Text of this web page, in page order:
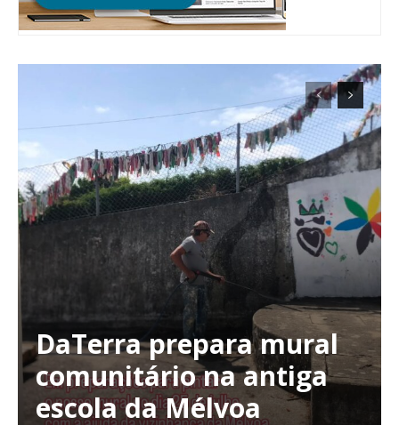
Planos de Assinatura
Faça-se assinante do Região de Cister e ajude-nos a manter este serviço
DaTerra prepara mural
comunitário na antiga
escola da Mélvoa